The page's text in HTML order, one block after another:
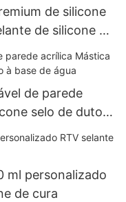
de silicone
de silicone à
de parede
selo de duto
ml personalizado
de cura